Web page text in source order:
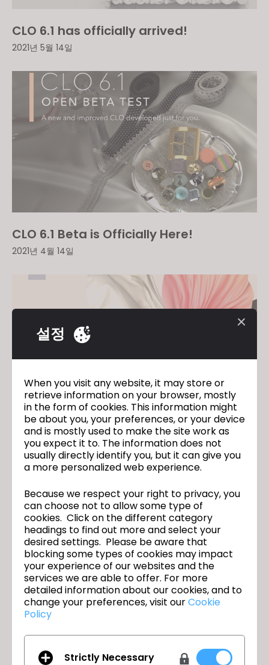
CLO 6.1 has officially arrived!
2021년 5월 14일
CLO 6.1 Beta is Officially Here!
2021년 4월 14일
CLO 6.0 is Here!
2020년 11월 11일
CLO 5.2 Official Release
2020년 4월 3일
설정
When you visit any website, it may store or
retrieve information on your browser, mostly
in the form of cookies. This information might
be about you, your preferences, or your device
and is mostly used to make the site work as
you expect it to. The information does not
usually directly identify you, but it can give you
a more personalized web experience.
Because we respect your right to privacy, you
can choose not to allow some type of
cookies. Click on the different category
headings to find out more and select your
desired settings. Please be aware that
blocking some types of cookies may impact
your experience of our websites and the
services we are able to offer. For more
detailed information about our cookies, and to
change your preferences, visit ourCookie
Policy
Strictly Necessary